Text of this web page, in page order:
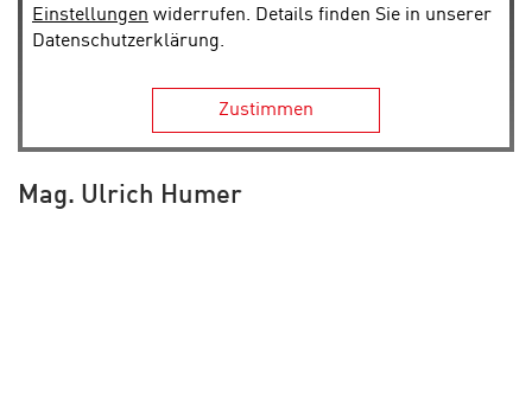
Einstellungen widerrufen. Details finden Sie in unserer
Datenschutzerklärung.
Zustimmen
Mag. Ulrich Humer